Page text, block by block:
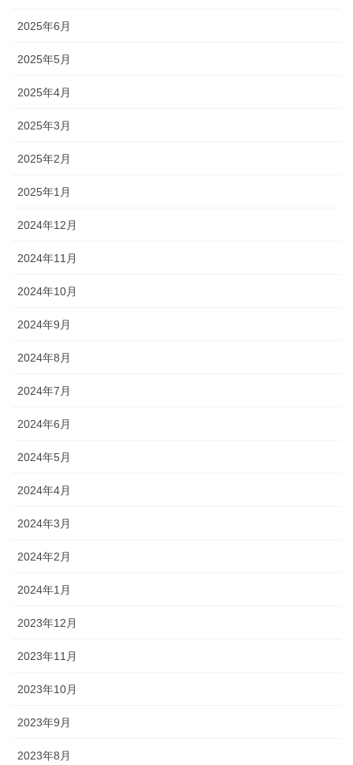
2025年6月
2025年5月
2025年4月
2025年3月
2025年2月
2025年1月
2024年12月
2024年11月
2024年10月
2024年9月
2024年8月
2024年7月
2024年6月
2024年5月
2024年4月
2024年3月
2024年2月
2024年1月
2023年12月
2023年11月
2023年10月
2023年9月
2023年8月